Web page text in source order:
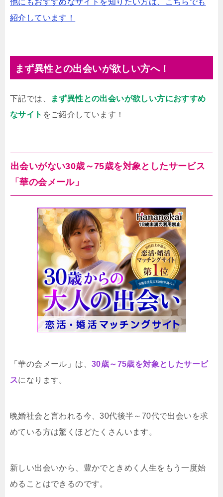
紹介しています！
まず異性との出会いが欲しい方へ！
下記では、
まず異性との出会いが欲しい方におすすめ
なサイト をご紹介しています！
出会いがない30歳～75歳を対象としたサービス
「華の会メール」
「華の会メール」は、 30歳～75歳を対象としたサービ
スになります。
晩婚社会と言われる今、30代後半～70代で出会いを求
めている方は驚くほどたくさんいます。
新しい出会いから、豊かでときめく人生をもう一度始
めることはできるのです。